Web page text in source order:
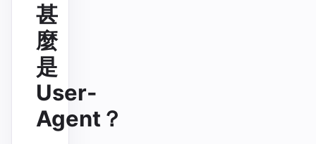
甚
麼
是
User-
Agent？